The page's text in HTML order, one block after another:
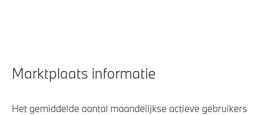
Marktplaats informatie
Het gemiddelde aantal maandelijkse actieve gebruikers